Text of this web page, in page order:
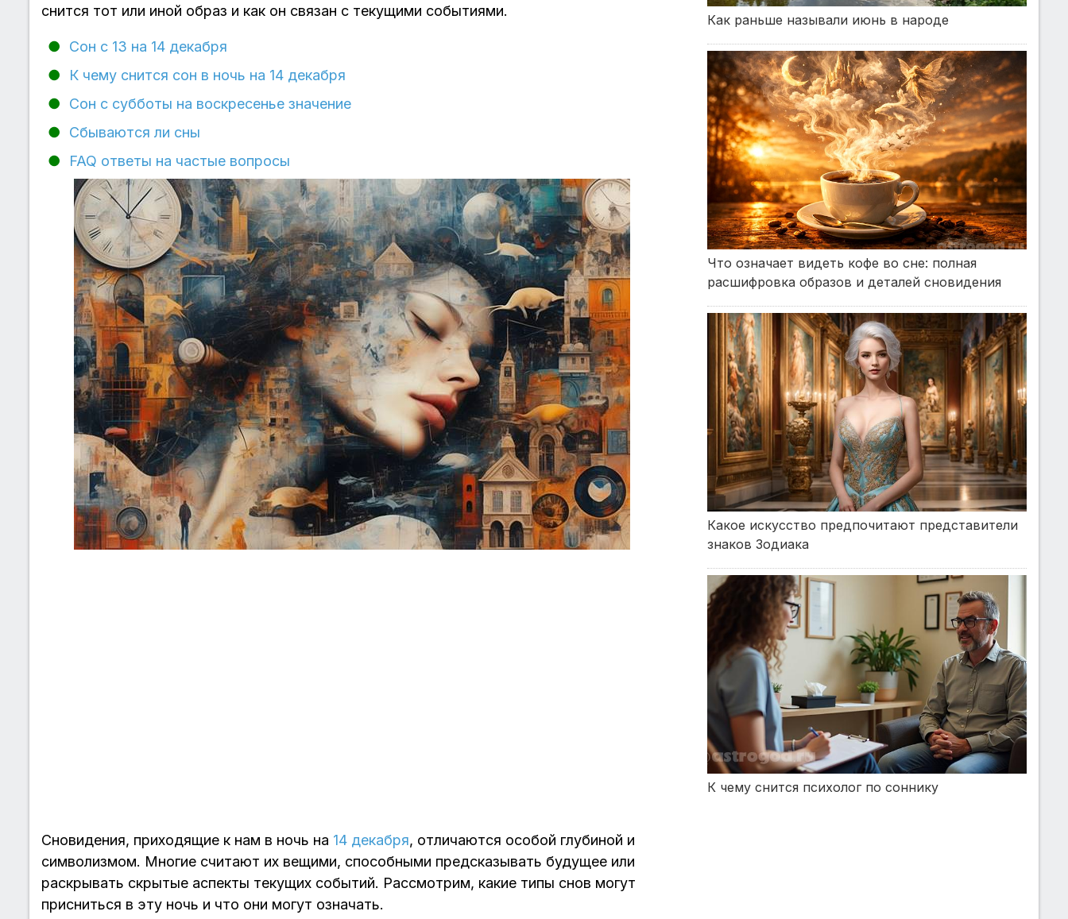
снится тот или иной образ и как он связан с текущими событиями.
Сон с 13 на 14 декабря
К чему снится сон в ночь на 14 декабря
Сон с субботы на воскресенье значение
Сбываются ли сны
FAQ ответы на частые вопросы
Сновидения, приходящие к нам в ночь на 14 декабря, отличаются особой глубиной и
символизмом. Многие считают их вещими, способными предсказывать будущее или
раскрывать скрытые аспекты текущих событий. Рассмотрим, какие типы снов могут
присниться в эту ночь и что они могут означать.
Как раньше называли июнь в народе
Что означает видеть кофе во сне: полная
расшифровка образов и деталей сновидения
Какое искусство предпочитают представители
знаков Зодиака
К чему снится психолог по соннику